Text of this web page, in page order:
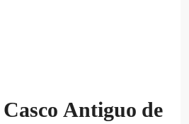
Antiguo de